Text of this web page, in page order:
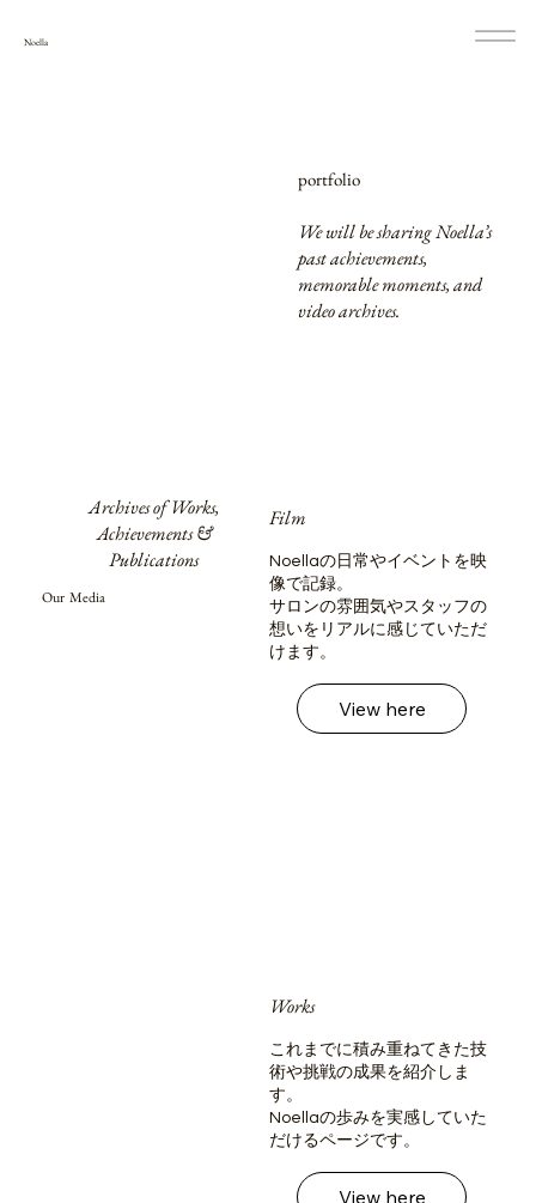
Noella
Our Media
Archives of Works,
Achievements &
Publications
Film
Noellaの日常やイベントを映
像で記録。
サロンの雰囲気やスタッフの
想いをリアルに感じていただ
けます。
View here
Works
これまでに積み重ねてきた技
術や挑戦の成果を紹介しま
す。
Noellaの歩みを実感していた
だけるページです。
View here
portfolio
We will be sharing Noella’s
past achievements,
memorable moments, and
video archives.